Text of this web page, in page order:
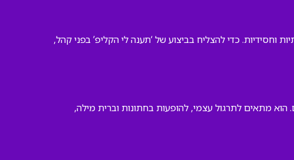
וחסידיות. כדי להצליח בביצוע של ‘תענה לי הקליפ’ בפני קהל,
הוא מתאים לתרגול עצמי, להופעות בחתונות וברית מילה,